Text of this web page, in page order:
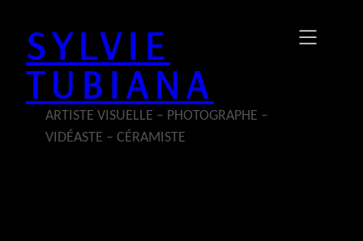
contenu
SYLVIE
TUBIANA
ARTISTE VISUELLE – PHOTOGRAPHE –
VIDÉASTE – CÉRAMISTE